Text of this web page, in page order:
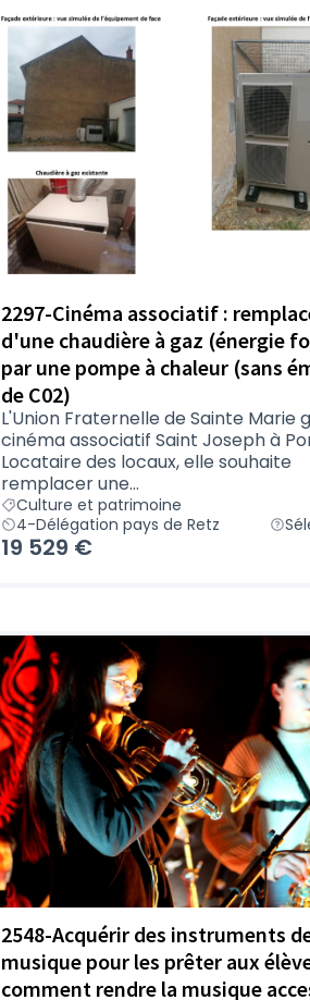
2297-Cinéma associatif :
d'une chaudière à gaz (énergie
par une pompe à chaleur (sans
de C02)
L'Union Fraternelle de Sainte Marie
cinéma associatif Saint Joseph à
Locataire des locaux, elle souhaite
remplacer une...
Culture et patrimoine
4-Délégation pays de Retz
19 529 €
2548-Acquérir des instruments
musique pour les prêter aux
comment rendre la musique